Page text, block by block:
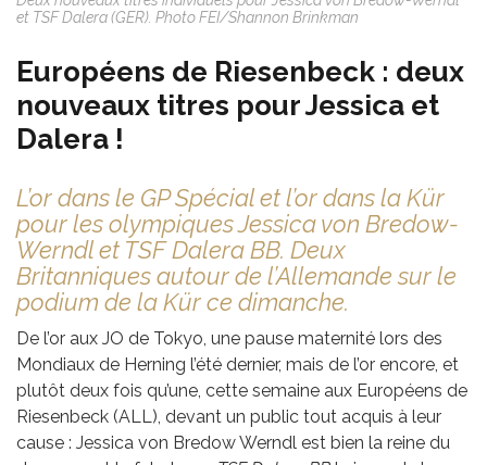
et TSF Dalera (GER). Photo FEI/Shannon Brinkman
Européens de Riesenbeck : deux
nouveaux titres pour Jessica et
Dalera !
L’or dans le GP Spécial et l’or dans la Kür
pour les olympiques Jessica von Bredow-
Werndl et TSF Dalera BB. Deux
Britanniques autour de l’Allemande sur le
podium de la Kür ce dimanche.
De l’or aux JO de Tokyo, une pause maternité lors des
Mondiaux de Herning l’été dernier, mais de l’or encore, et
plutôt deux fois qu’une, cette semaine aux Européens de
Riesenbeck (ALL), devant un public tout acquis à leur
cause : Jessica von Bredow Werndl est bien la reine du